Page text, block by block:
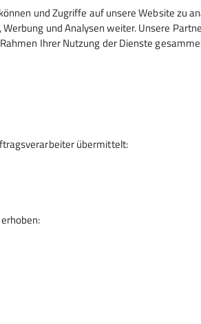
und Zugriffe auf unsere Website zu
und Analysen weiter. Unsere
Ihrer Nutzung der Dienste
übermittelt: